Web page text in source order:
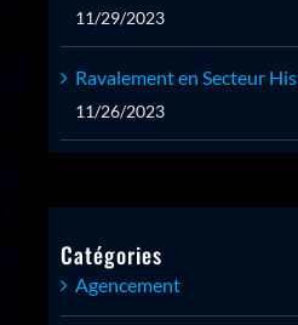
11/29/2023
Ravalement en Secteur
11/26/2023
Catégories
Agencement